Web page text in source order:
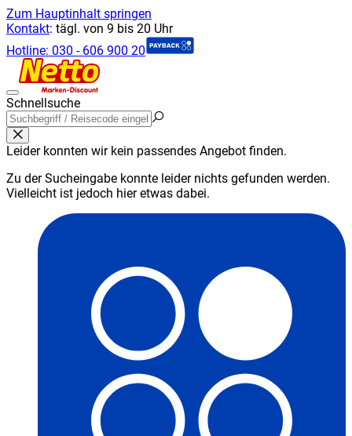
Zum Hauptinhalt springen
Kontakt: tägl. von 9 bis 20 Uhr
Hotline: 030 - 606 900 20
Schnellsuche
Leider konnten wir kein passendes Angebot finden.
Zu der Sucheingabe konnte leider nichts gefunden werden.
Vielleicht ist jedoch hier etwas dabei.